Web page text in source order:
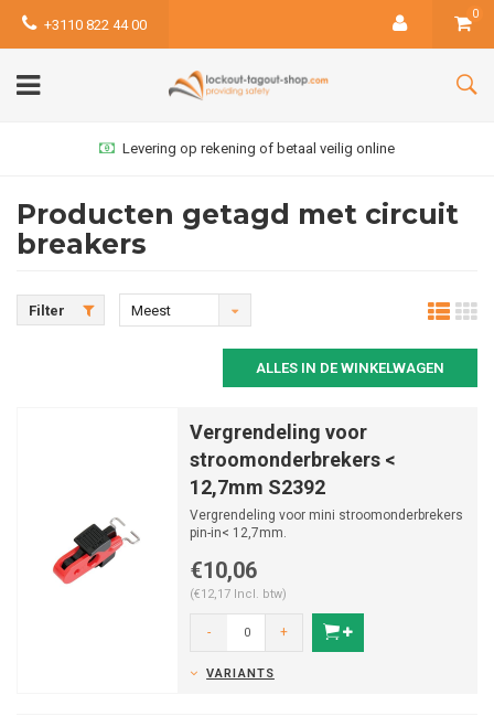
+3110 822 44 00
0
Levering op rekening of betaal veilig online
Producten getagd met circuit
breakers
Filter
Meest
ALLES IN DE WINKELWAGEN
Vergrendeling voor
stroomonderbrekers <
12,7mm S2392
Vergrendeling voor mini stroomonderbrekers
pin-in< 12,7mm.
€10,06
(€12,17 Incl. btw)
- +
VARIANTS